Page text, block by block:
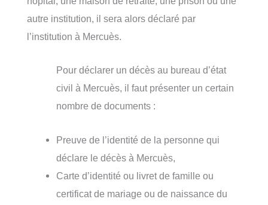
autre institution, il sera alors déclaré par
l’institution à Mercuès.
Pour déclarer un décès au bureau d’état
civil à Mercuès, il faut présenter un certain
nombre de documents :
Preuve de l’identité de la personne qui
déclare le décès à Mercuès,
Carte d’identité ou livret de famille ou
certificat de mariage ou de naissance du